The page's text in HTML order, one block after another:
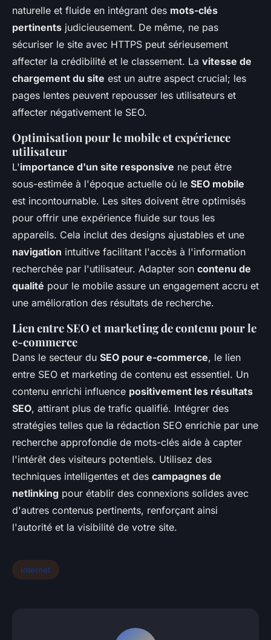
naturelle et fluide en intégrant des mots-clés
pertinents judicieusement. De même, ne pas
sécuriser le site avec HTTPS peut sérieusement
affecter la crédibilité et le classement. La vitesse de
chargement du site est un autre aspect crucial; les
pages lentes peuvent repousser les utilisateurs et
affecter négativement le SEO.
Optimisation pour le mobile et expérience
utilisateur
L'importance d'un site responsive ne peut être
sous-estimée à l'époque actuelle où le SEO mobile
est incontournable. Les sites doivent être optimisés
pour offrir une expérience fluide sur tous les
appareils. Cela inclut des designs ajustables et une
navigation intuitive facilitant l'accès à l'information
recherchée par l'utilisateur. Adapter son contenu de
qualité pour le mobile assure un engagement accru et
une amélioration des résultats de recherche.
Lien entre SEO et marketing de contenu pour le
e-commerce
Dans le secteur du SEO pour e-commerce, le lien
entre SEO et marketing de contenu est essentiel. Un
contenu enrichi influence positivement les résultats
SEO, attirant plus de trafic qualifié. Intégrer des
stratégies telles que la rédaction SEO enrichie par une
recherche approfondie de mots-clés aide à capter
l'intérêt des visiteurs potentiels. Utilisez des
techniques intelligentes et des campagnes de
netlinking pour établir des connexions solides avec
d'autres contenus pertinents, renforçant ainsi
l'autorité et la visibilité de votre site.
Internet